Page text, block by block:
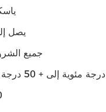
يصل إلى
جميع
-10 درجة مئوية إلى + 50 درجة مئوية